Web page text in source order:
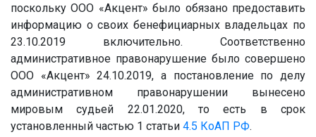
поскольку ООО «Акцент» было обязано предоставить
информацию о своих бенефициарных владельцах по
23.10.2019 включительно. Соответственно
административное правонарушение было совершено
ООО «Акцент» 24.10.2019, а постановление по делу
административном правонарушении вынесено
мировым судьей 22.01.2020, то есть в срок
установленный частью 1 статьи 4.5 КоАП РФ.